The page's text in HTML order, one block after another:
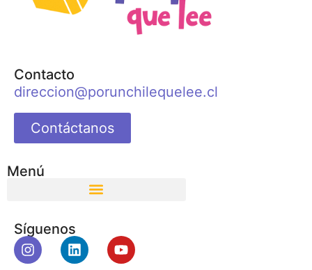
Contacto
direccion@porunchilequelee.cl
Contáctanos
Menú
Síguenos